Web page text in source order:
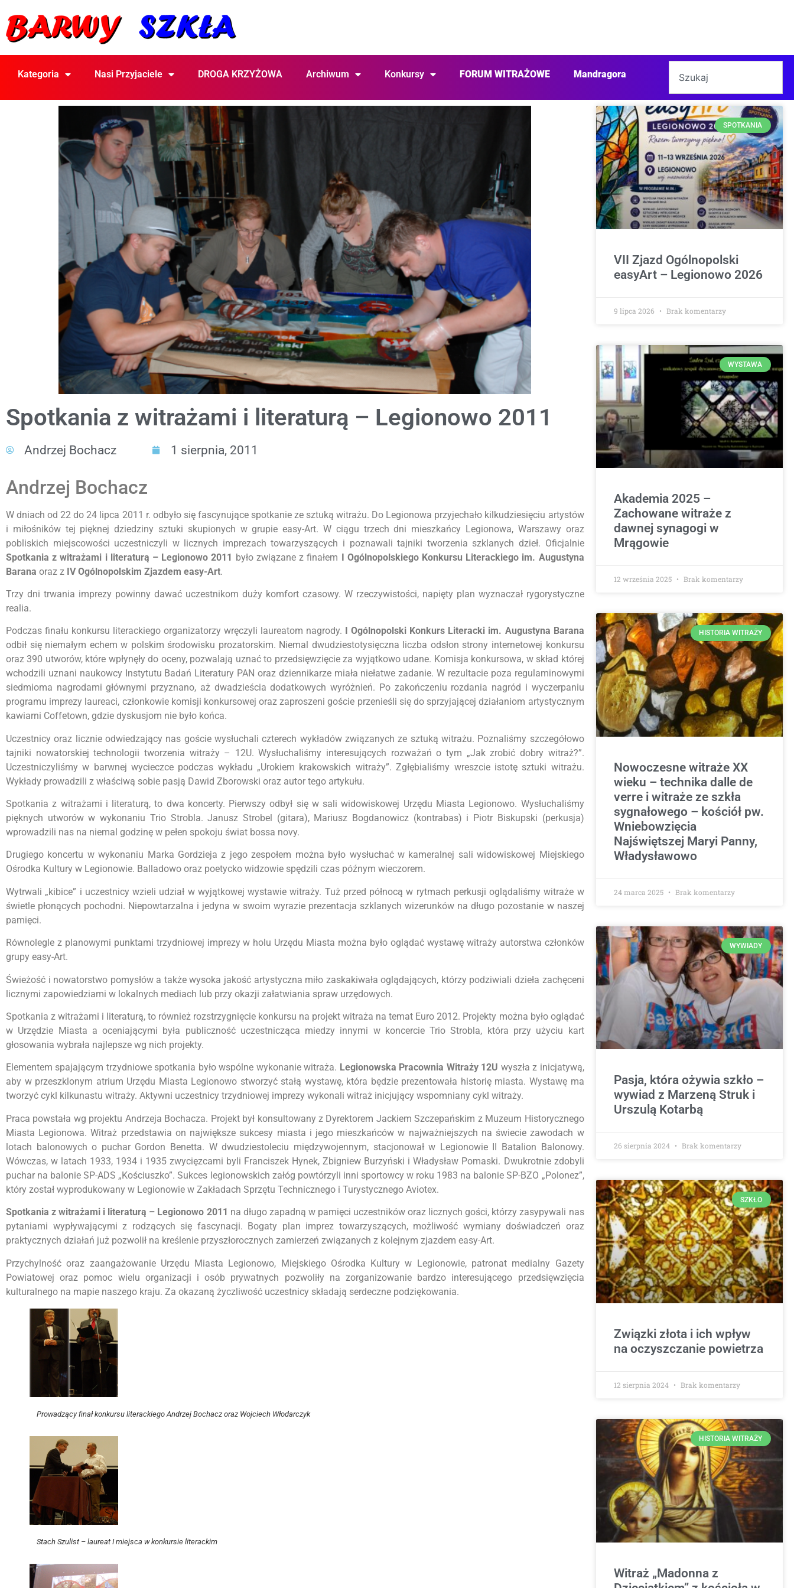
Kategoria Nasi Przyjaciele DROGA KRZYŻOWA Archiwum Konkursy FORUM WITRAŻOWE Mandragora
Spotkania z witrażami i literaturą – Legionowo 2011
Andrzej Bochacz 1 sierpnia, 2011
Andrzej Bochacz
W dniach od 22 do 24 lipca 2011 r. odbyło się fascynujące spotkanie ze sztuką witrażu. Do Legionowa przyjechało kilkudziesięciu artystów
i miłośników tej pięknej dziedziny sztuki skupionych w grupie easy-Art. W ciągu trzech dni mieszkańcy Legionowa, Warszawy oraz
pobliskich miejscowości uczestniczyli w licznych imprezach towarzyszących i poznawali tajniki tworzenia szklanych dzieł. Oficjalnie
Spotkania z witrażami i literaturą – Legionowo 2011 było związane z finałem I Ogólnopolskiego Konkursu Literackiego im. Augustyna
Barana oraz z IV Ogólnopolskim Zjazdem easy-Art.
Trzy dni trwania imprezy powinny dawać uczestnikom duży komfort czasowy. W rzeczywistości, napięty plan wyznaczał rygorystyczne
realia.
Podczas finału konkursu literackiego organizatorzy wręczyli laureatom nagrody.
I Ogólnopolski Konkurs Literacki im. Augustyna Barana
odbił się niemałym echem w polskim środowisku prozatorskim. Niemal dwudziestotysięczna liczba odsłon strony internetowej konkursu
oraz 390 utworów, które wpłynęły do oceny, pozwalają uznać to przedsięwzięcie za wyjątkowo udane. Komisja konkursowa, w skład której
wchodzili uznani naukowcy Instytutu Badań Literatury PAN oraz dziennikarze miała niełatwe zadanie. W rezultacie poza regulaminowymi
siedmioma nagrodami głównymi przyznano, aż dwadzieścia dodatkowych wyróżnień. Po zakończeniu rozdania nagród i wyczerpaniu
programu imprezy laureaci, członkowie komisji konkursowej oraz zaproszeni goście przenieśli się do sprzyjającej działaniom artystycznym
kawiarni Coffetown, gdzie dyskusjom nie było końca.
Uczestnicy oraz licznie odwiedzający nas goście wysłuchali czterech wykładów związanych ze sztuką witrażu. Poznaliśmy szczegółowo
tajniki nowatorskiej technologii tworzenia witraży – 12U. Wysłuchaliśmy interesujących rozważań o tym „Jak zrobić dobry witraż?”.
Uczestniczyliśmy w barwnej wycieczce podczas wykładu „Urokiem krakowskich witraży”. Zgłębialiśmy wreszcie istotę sztuki witrażu.
Wykłady prowadzili z właściwą sobie pasją Dawid Zborowski oraz autor tego artykułu.
Spotkania z witrażami i literaturą, to dwa koncerty. Pierwszy odbył się w sali widowiskowej Urzędu Miasta Legionowo. Wysłuchaliśmy
pięknych utworów w wykonaniu Trio Strobla. Janusz Strobel (gitara), Mariusz Bogdanowicz (kontrabas) i Piotr Biskupski (perkusja)
wprowadzili nas na niemal godzinę w pełen spokoju świat bossa novy.
Drugiego koncertu w wykonaniu Marka Gordzieja z jego zespołem można było wysłuchać w kameralnej sali widowiskowej Miejskiego
Ośrodka Kultury w Legionowie. Balladowo oraz poetycko widzowie spędzili czas późnym wieczorem.
Wytrwali „kibice” i uczestnicy wzieli udział w wyjątkowej wystawie witraży. Tuż przed północą w rytmach perkusji oglądaliśmy witraże w
świetle płonących pochodni. Niepowtarzalna i jedyna w swoim wyrazie prezentacja szklanych wizerunków na długo pozostanie w naszej
pamięci.
Równolegle z planowymi punktami trzydniowej imprezy w holu Urzędu Miasta można było oglądać wystawę witraży autorstwa członków
grupy easy-Art.
Świeżość i nowatorstwo pomysłów a także wysoka jakość artystyczna miło zaskakiwała oglądających, którzy podziwiali dzieła zachęceni
licznymi zapowiedziami w lokalnych mediach lub przy okazji załatwiania spraw urzędowych.
Spotkania z witrażami i literaturą, to również rozstrzygnięcie konkursu na projekt witraża na temat Euro 2012. Projekty można było oglądać
w Urzędzie Miasta a oceniającymi była publiczność uczestnicząca miedzy innymi w koncercie Trio Strobla, która przy użyciu kart
głosowania wybrała najlepsze wg nich projekty.
Elementem spajającym trzydniowe spotkania było wspólne wykonanie witraża. Legionowska Pracownia Witraży 12U wyszła z inicjatywą,
aby w przeszklonym atrium Urzędu Miasta Legionowo stworzyć stałą wystawę, która będzie prezentowała historię miasta. Wystawę ma
tworzyć cykl kilkunastu witraży. Aktywni uczestnicy trzydniowej imprezy wykonali witraż inicjujący wspomniany cykl witraży.
Praca powstała wg projektu Andrzeja Bochacza. Projekt był konsultowany z Dyrektorem Jackiem Szczepańskim z Muzeum Historycznego
Miasta Legionowa. Witraż przedstawia on największe sukcesy miasta i jego mieszkańców w najważniejszych na świecie zawodach w
lotach balonowych o puchar Gordon Benetta. W dwudziestoleciu międzywojennym, stacjonował w Legionowie II Batalion Balonowy.
Wówczas, w latach 1933, 1934 i 1935 zwycięzcami byli Franciszek Hynek, Zbigniew Burzyński i Władysław Pomaski. Dwukrotnie zdobyli
puchar na balonie SP-ADS „Kościuszko”. Sukces legionowskich załóg powtórzyli inni sportowcy w roku 1983 na balonie SP-BZO „Polonez”,
który został wyprodukowany w Legionowie w Zakładach Sprzętu Technicznego i Turystycznego Aviotex.
Spotkania z witrażami i literaturą – Legionowo 2011 na długo zapadną w pamięci uczestników oraz licznych gości, którzy zasypywali nas
pytaniami wypływającymi z rodzących się fascynacji. Bogaty plan imprez towarzyszących, możliwość wymiany doświadczeń oraz
praktycznych działań już pozwolił na kreślenie przyszłorocznych zamierzeń związanych z kolejnym zjazdem easy-Art.
Przychylność oraz zaangażowanie Urzędu Miasta Legionowo, Miejskiego Ośrodka Kultury w Legionowie, patronat medialny Gazety
Powiatowej oraz pomoc wielu organizacji i osób prywatnych pozwoliły na zorganizowanie bardzo interesującego przedsięwzięcia
kulturalnego na mapie naszego kraju. Za okazaną życzliwość uczestnicy składają serdeczne podziękowania.
Prowadzący finał konkursu literackiego Andrzej Bochacz oraz Wojciech Włodarczyk
Stach Szulist – laureat I miejsca w konkursie literackim
SPOTKANIA
VII Zjazd Ogólnopolski
easyArt – Legionowo 2026
9 lipca 2026 Brak komentarzy
WYSTAWA
Akademia 2025 –
Zachowane witraże z
dawnej synagogi w
Mrągowie
12 września 2025 Brak komentarzy
HISTORIA WITRAŻY
Nowoczesne witraże XX
wieku – technika dalle de
verre i witraże ze szkła
sygnałowego – kościół pw.
Wniebowzięcia
Najświętszej Maryi Panny,
Władysławowo
24 marca 2025 Brak komentarzy
WYWIADY
Pasja, która ożywia szkło –
wywiad z Marzeną Struk i
Urszulą Kotarbą
26 sierpnia 2024 Brak komentarzy
SZKŁO
Związki złota i ich wpływ
na oczyszczanie powietrza
12 sierpnia 2024 Brak komentarzy
HISTORIA WITRAŻY
Witraż „Madonna z